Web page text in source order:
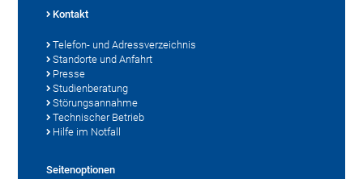
Kontakt
Telefon- und Adressverzeichnis
Standorte und Anfahrt
Presse
Studienberatung
Störungsannahme
Technischer Betrieb
Hilfe im Notfall
Seitenoptionen